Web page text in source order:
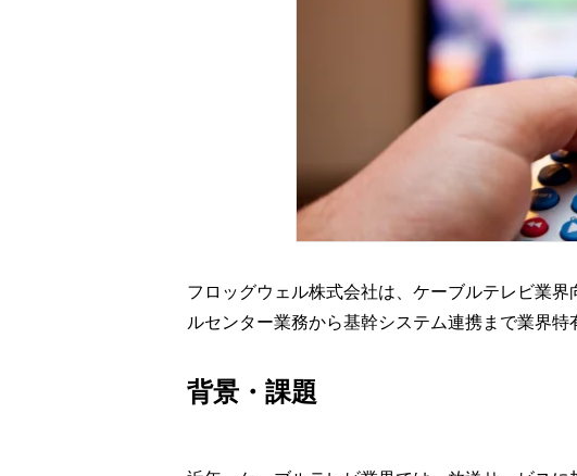
フロッグウェル株式会社は、ケーブルテレビ業
ルセンター業務から基幹システム連携まで業界
背景・課題